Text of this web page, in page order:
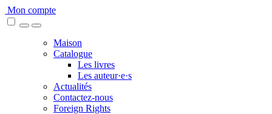
Skip
to
Mon compte
Maison
Catalogue
Les livres
Les auteur·e·s
Actualités
Contactez-nous
Foreign Rights